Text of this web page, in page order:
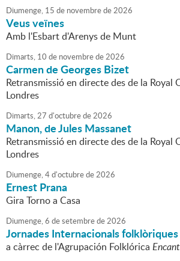
Diumenge, 15 de novembrede2026
Veus veïnes
Amb l'Esbart d'Arenys de Munt
Dimarts, 10 de novembrede2026
Carmen de Georges Bizet
Retransmissió en directe des de la Royal
Londres
Dimarts,27 d'octubrede2026
Manon, de Jules Massanet
Retransmissió en directe des de la Royal
Londres
Diumenge,4d'octubrede2026
Ernest Prana
Gira Torno a Casa
Diumenge,6 desetembrede2026
Jornades Internacionals
a càrrec de l'Agrupación Folklórica